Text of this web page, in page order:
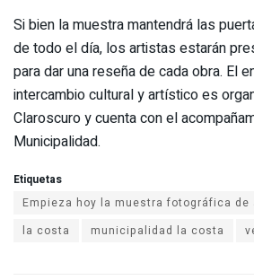
Si bien la muestra mantendrá las
de todo el día, los artistas estarán
para dar una reseña de cada obra. El
intercambio cultural y artístico es
Claroscuro y cuenta con el
Municipalidad.
Etiquetas
Empieza hoy la muestra fotográfica
la costa
municipalidad la costa